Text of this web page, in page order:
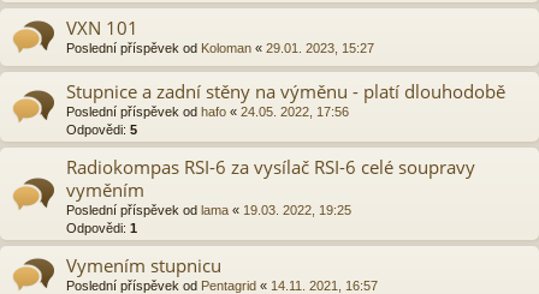
VXN 101
Poslední příspěvek od Koloman « 29.01. 2023, 15:27
Stupnice a zadní stěny na výměnu - platí dlouhodobě
Poslední příspěvek od hafo « 24.05. 2022, 17:56
Odpovědi: 5
Radiokompas RSI-6 za vysílač RSI-6 celé soupravy
vyměním
Poslední příspěvek od lama « 19.03. 2022, 19:25
Odpovědi: 1
Vymením stupnicu
Poslední příspěvek od Pentagrid « 14.11. 2021, 16:57